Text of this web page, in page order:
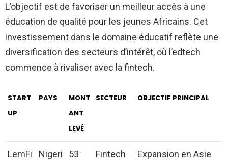
L’objectif est de favoriser un meilleur accès à une
éducation de qualité pour les jeunes Africains. Cet
investissement dans le domaine éducatif reflète une
diversification des secteurs d’intérêt, où l’edtech
commence à rivaliser avec la fintech.
START
UP
PAYS
MONT
ANT
LEVÉ
SECTEUR OBJECTIF PRINCIPAL
LemFi
Nigeri
53
Fintech
Expansion en Asie